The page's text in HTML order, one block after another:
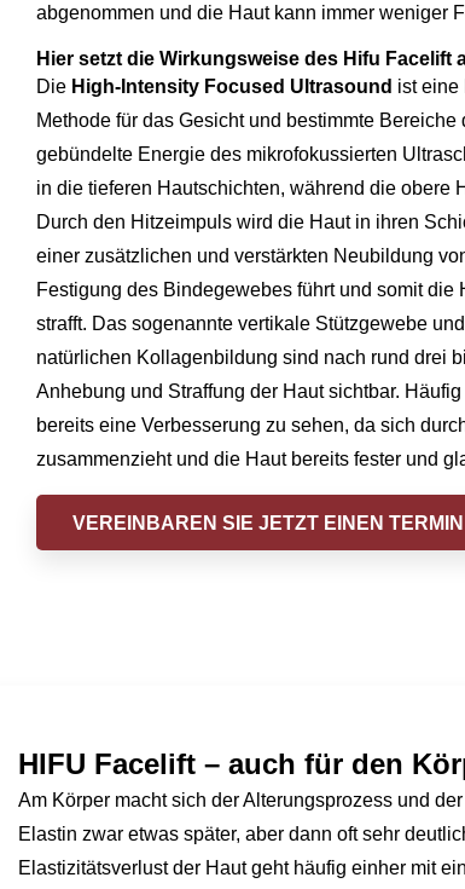
abgenommen und die Haut kann immer weniger
Hier setzt die Wirkungsweise des Hifu Facelift
Die High-Intensity Focused Ultrasound ist eine
Methode für das Gesicht und bestimmte
gebündelte Energie des mikrofokussierten
in die tieferen Hautschichten, während die obere
Durch den Hitzeimpuls wird die Haut in ihren
einer zusätzlichen und verstärkten Neubildung
Festigung des Bindegewebes führt und somit die
strafft. Das sogenannte vertikale Stützgewebe
natürlichen Kollagenbildung sind nach rund drei
Anhebung und Straffung der Haut sichtbar.
bereits eine Verbesserung zu sehen, da sich
zusammenzieht und die Haut bereits fester und
VEREINBAREN SIE JETZT EINEN TERMIN
HIFU Facelift – auch für den
Am Körper macht sich der Alterungsprozess und
Elastin zwar etwas später, aber dann oft sehr
Elastizitätsverlust der Haut geht häufig einher mit